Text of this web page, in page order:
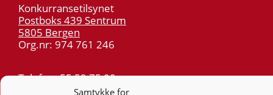
Samtykke for
Konkurransetilsynet
Postboks 439 Sentrum
5805 Bergen
Org.nr: 974 761 246
Telefon:55 59 75 00
post@kt.no